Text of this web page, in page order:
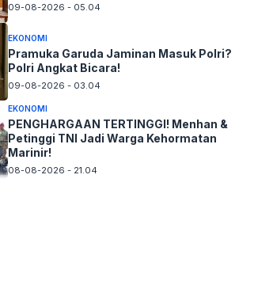
09-08-2026 - 05.04
EKONOMI
Pramuka Garuda Jaminan Masuk Polri?
Polri Angkat Bicara!
09-08-2026 - 03.04
EKONOMI
PENGHARGAAN TERTINGGI! Menhan &
Petinggi TNI Jadi Warga Kehormatan
Marinir!
08-08-2026 - 21.04